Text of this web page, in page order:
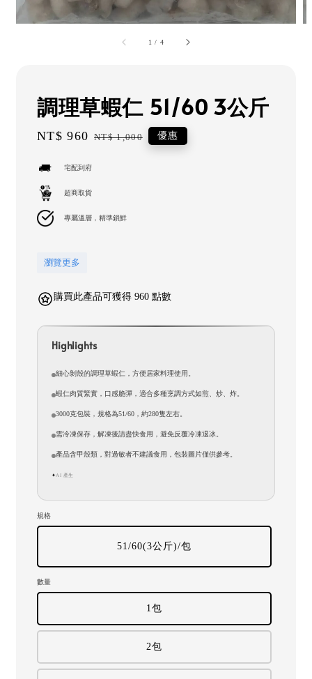
1 / 4
調理草蝦仁 51/60 3公斤
Sale
NT$ 960 Regular
NT$ 1,000 優惠
宅配到府
超商取貨
專屬溫層，精準鎖鮮
瀏覽更多
購買此產品可獲得 960 點數
Highlights
細心剝殼的調理草蝦仁，方便居家料理使用。
蝦仁肉質緊實，口感脆彈，適合多種烹調方式如煎、炒、炸。
3000克包裝，規格為51/60，約280隻左右。
需冷凍保存，解凍後請盡快食用，避免反覆冷凍退冰。
產品含甲殼類，對過敏者不建議食用，包裝圖片僅供參考。
✦AI 產生
規格
51/60(3公斤)/包
數量
1包
2包